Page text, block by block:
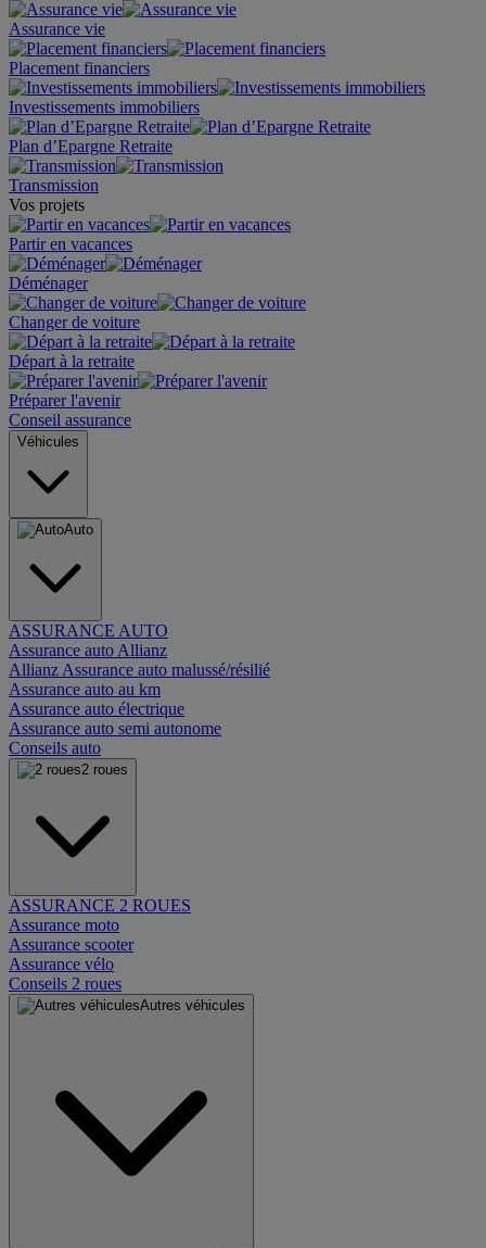
Assurance vie
Placement financiers
Investissements immobiliers
Plan d’Epargne Retraite
Transmission
Vos projets
Partir en vacances
Déménager
Changer de voiture
Départ à la retraite
Préparer l'avenir
Conseil assurance
Véhicules
Auto
ASSURANCE AUTO
Assurance auto Allianz
Allianz Assurance auto malussé/résilié
Assurance auto au km
Assurance auto électrique
Assurance auto semi autonome
Conseils auto
2 roues
ASSURANCE 2 ROUES
Assurance moto
Assurance scooter
Assurance vélo
Conseils 2 roues
Autres véhicules